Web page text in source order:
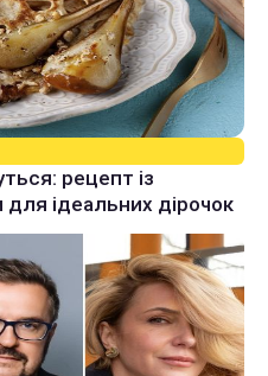
рецепт із
ідеальних дірочок